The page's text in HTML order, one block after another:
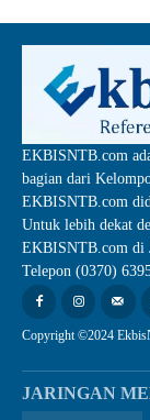
EKBISNTB.com
bagian dari
EKBISNTB.com
Untuk lebih dekat
EKBISNTB.com di
Telepon (0370)
Copyright ©2024
JARINGAN